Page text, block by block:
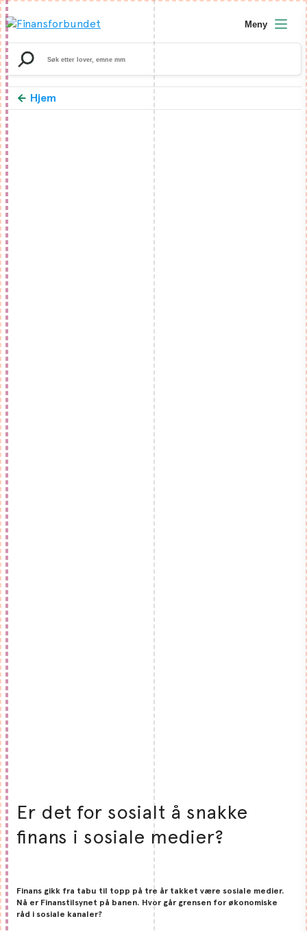
Search
for:
Meny
Hjem
Er det for sosialt å snakke
finans i sosiale medier?
Finans gikk fra tabu til topp på tre år takket være sosiale medier.
Nå er Finanstilsynet på banen. Hvor går grensen for økonomiske
råd i sosiale kanaler?